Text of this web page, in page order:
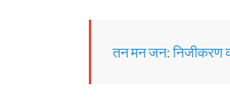
तन मन जन: निजीकरण